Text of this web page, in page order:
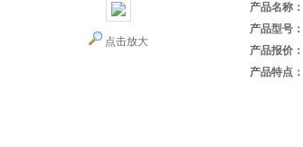
点击放大
产品名称：
产品型号：
产品报价：
产品特点：